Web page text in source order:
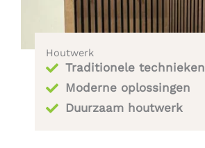
Houtwerk
Traditionele technieken
Moderne oplossingen
Duurzaam houtwerk